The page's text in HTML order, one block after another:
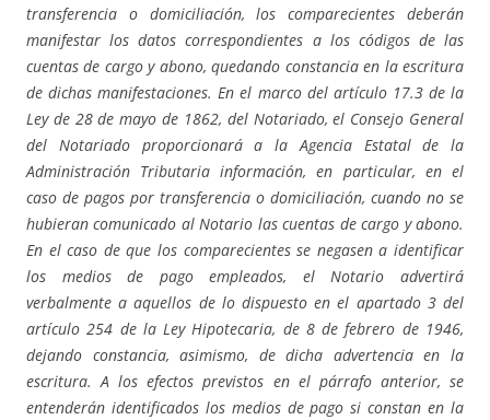
transferencia o domiciliación, los comparecientes deberán
manifestar los datos correspondientes a los códigos de las
cuentas de cargo y abono, quedando constancia en la escritura
de dichas manifestaciones. En el marco del artículo 17.3 de la
Ley de 28 de mayo de 1862, del Notariado, el Consejo General
del Notariado proporcionará a la Agencia Estatal de la
Administración Tributaria información, en particular, en el
caso de pagos por transferencia o domiciliación, cuando no se
hubieran comunicado al Notario las cuentas de cargo y abono.
En el caso de que los comparecientes se negasen a identificar
los medios de pago empleados, el Notario advertirá
verbalmente a aquellos de lo dispuesto en el apartado 3 del
artículo 254 de la Ley Hipotecaria, de 8 de febrero de 1946,
dejando constancia, asimismo, de dicha advertencia en la
escritura. A los efectos previstos en el párrafo anterior, se
entenderán identificados los medios de pago si constan en la